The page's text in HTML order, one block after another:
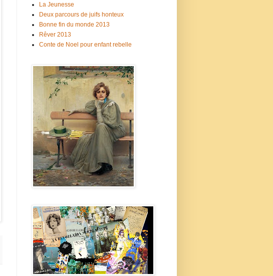
La Jeunesse
Deux parcours de juifs honteux
Bonne fin du monde 2013
Rêver 2013
Conte de Noel pour enfant rebelle